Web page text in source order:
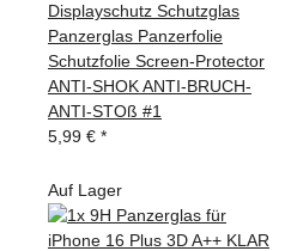
Displayschutz Schutzglas
Panzerglas Panzerfolie
Schutzfolie Screen-Protector
ANTI-SHOK ANTI-BRUCH-
ANTI-STOß #1
5,99 € *
Auf Lager